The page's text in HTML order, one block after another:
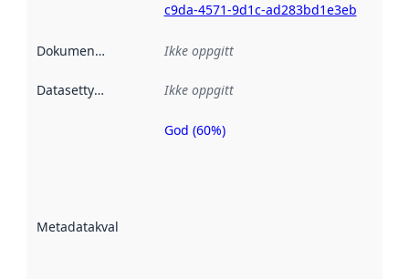
c9da-4571-9d1c-ad283bd1e3eb
Dokumentasjon Ikke oppgitt
Datasettype Ikke oppgitt
Metadatakvalitet
Metadatakvalitet
God (60%)